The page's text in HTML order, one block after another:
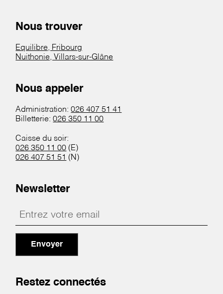
Nous trouver
Equilibre, Fribourg
Nuithonie, Villars-sur-Glâne
Nous appeler
Administration:026 407 51 41
Billetterie:026 350 11 00
Caisse du soir:
026 350 11 00 (E)
026 407 51 51 (N)
Newsletter
Envoyer
Restez connectés